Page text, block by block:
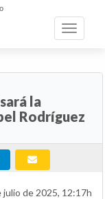
Toggle
la
Rodríguez
julio de 2025, 12:17h